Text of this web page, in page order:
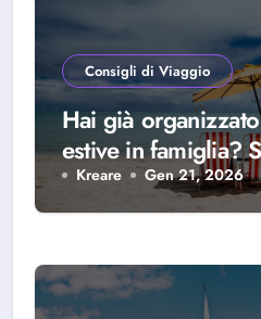
Consigli di Viaggio
Hai già
estive in famiglia?
scegliere Alba
Kreare Gen 21, 2026